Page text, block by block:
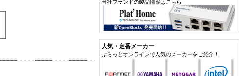
当社ブランドの製品情報はこちら
人気・定番メーカー
ぷらっとオンラインで人気のメーカーをご紹介！